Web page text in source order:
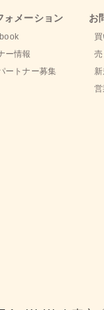
ォメーション
ー情報
ートナー募集
お